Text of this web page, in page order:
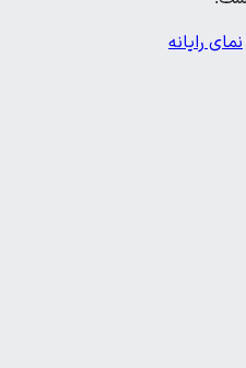
نمای رایانه